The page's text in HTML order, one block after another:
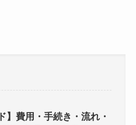
】費用・手続き・流れ・